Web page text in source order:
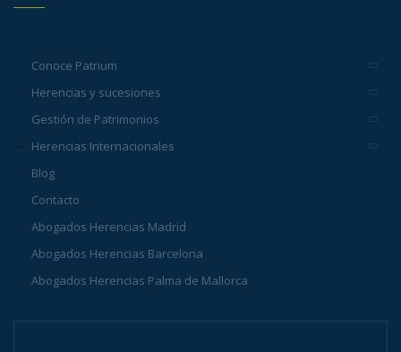
Conoce Patrium
Herencias y sucesiones
Gestión de Patrimonios
Herencias Internacionales
Blog
Contacto
Abogados Herencias Madrid
Abogados Herencias Barcelona
Abogados Herencias Palma de Mallorca